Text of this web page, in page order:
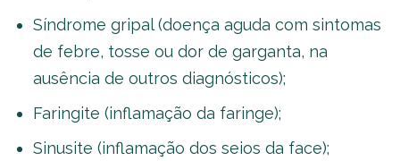
Síndrome gripal (doença aguda com sintomas
de febre, tosse ou dor de garganta, na
ausência de outros diagnósticos);
Faringite (inflamação da faringe);
Sinusite (inflamação dos seios da face);